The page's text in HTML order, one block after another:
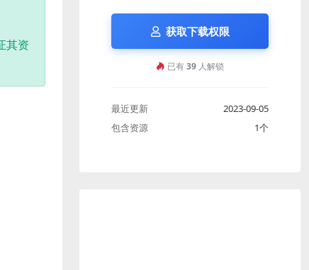
其资
获取下载权限
已有39人解锁
最近更新
2023-09-05
包含资源
1个